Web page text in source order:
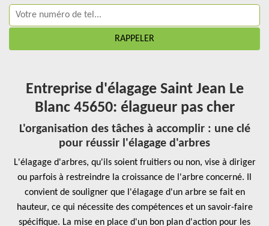
Entreprise d'élagage Saint Jean Le
Blanc 45650: élagueur pas cher
L'organisation des tâches à accomplir : une clé
pour réussir l'élagage d'arbres
L'élagage d'arbres, qu'ils soient fruitiers ou non, vise à diriger
ou parfois à restreindre la croissance de l'arbre concerné. Il
convient de souligner que l'élagage d'un arbre se fait en
hauteur, ce qui nécessite des compétences et un savoir-faire
spécifique. La mise en place d'un bon plan d'action pour les